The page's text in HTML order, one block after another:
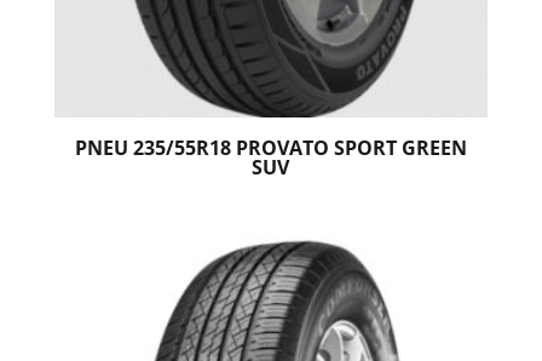
PNEU 235/55R18 PROVATO SPORT GREEN
SUV